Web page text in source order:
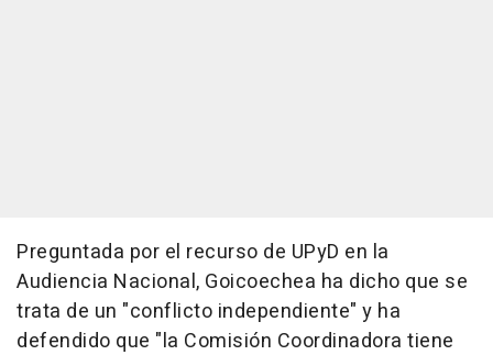
Preguntada por el recurso de UPyD en la
Audiencia Nacional, Goicoechea ha dicho que se
trata de un "conflicto independiente" y ha
defendido que "la Comisión Coordinadora tiene